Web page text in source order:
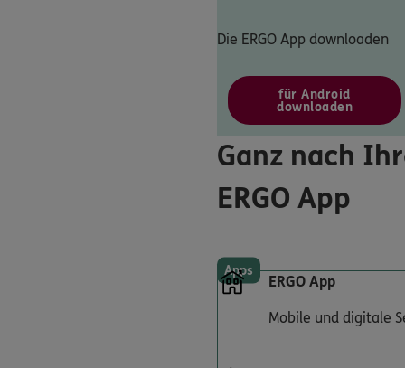
Die ERGO App downloaden
für Android
downloaden
Ganz nach
ERGO App
Apps
ERGO App
Mobile und digitale